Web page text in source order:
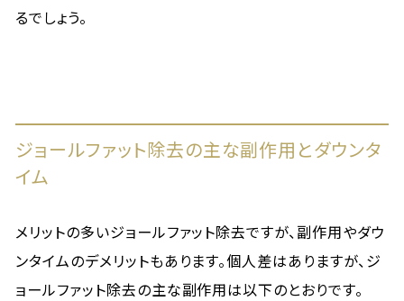
るでしょう。
ジョールファット除去の主な副作用とダウンタ
イム
メリットの多いジョールファット除去ですが、副作用やダウ
ンタイムのデメリットもあります。個人差はありますが、ジ
ョールファット除去の主な副作用は以下のとおりです。